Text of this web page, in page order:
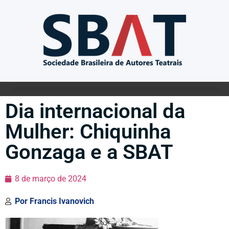
Dia internacional da
Mulher: Chiquinha
Gonzaga e a SBAT
8 de março de 2024
Por Francis Ivanovich